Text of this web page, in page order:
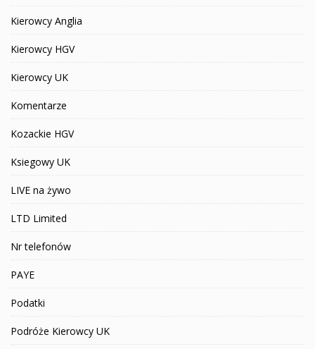
Kierowcy Anglia
Kierowcy HGV
Kierowcy UK
Komentarze
Kozackie HGV
Ksiegowy UK
LIVE na żywo
LTD Limited
Nr telefonów
PAYE
Podatki
Podróże Kierowcy UK